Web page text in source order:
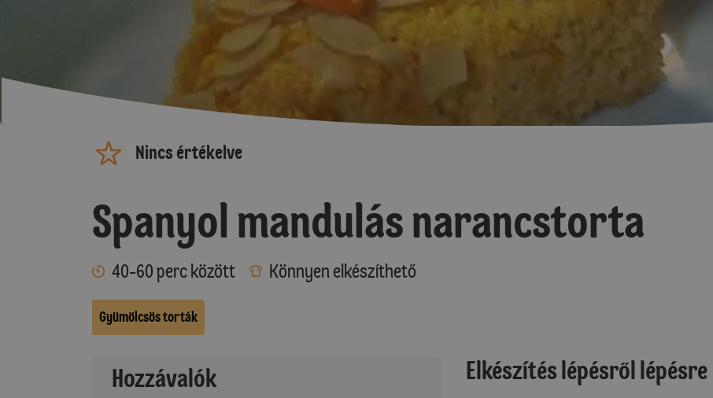
Nincs értékelve
Spanyol mandulás narancstorta
40-60 perc között Könnyen elkészíthető
Gyümölcsös torták
Hozzávalók Elkészítés lépésről lépésre